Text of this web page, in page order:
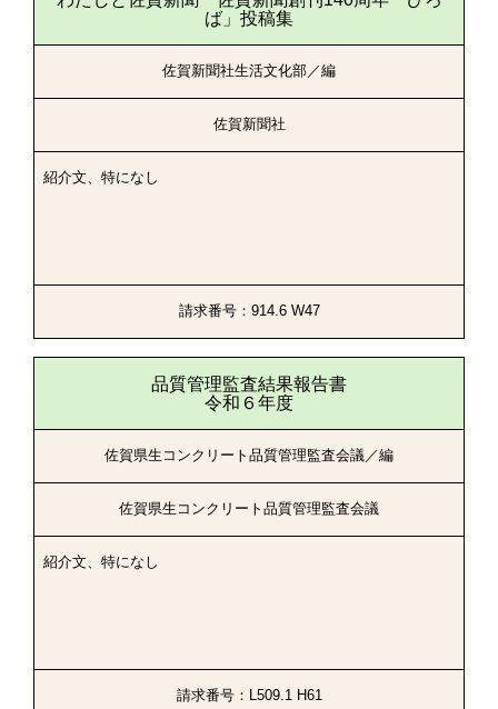
ば」投稿集
佐賀新聞社生活文化部／編
佐賀新聞社
紹介文、特になし
請求番号：914.6 W47
品質管理監査結果報告書
令和６年度
佐賀県生コンクリート品質管理監査会議／編
佐賀県生コンクリート品質管理監査会議
紹介文、特になし
請求番号：L509.1 H61